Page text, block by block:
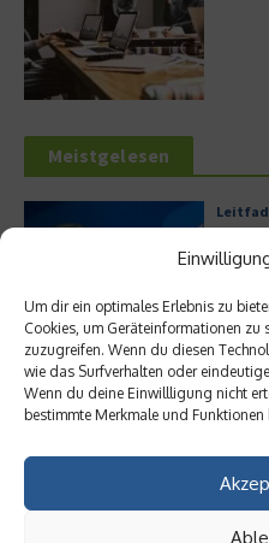
Um dir ein optimales Erlebnis zu
Cookies, um Geräteinformationen
zuzugreifen. Wenn du diesen
wie das Surfverhalten oder
Wenn du deine Einwillligung nicht
bestimmte Merkmale und
Meistgelesen
Hilton